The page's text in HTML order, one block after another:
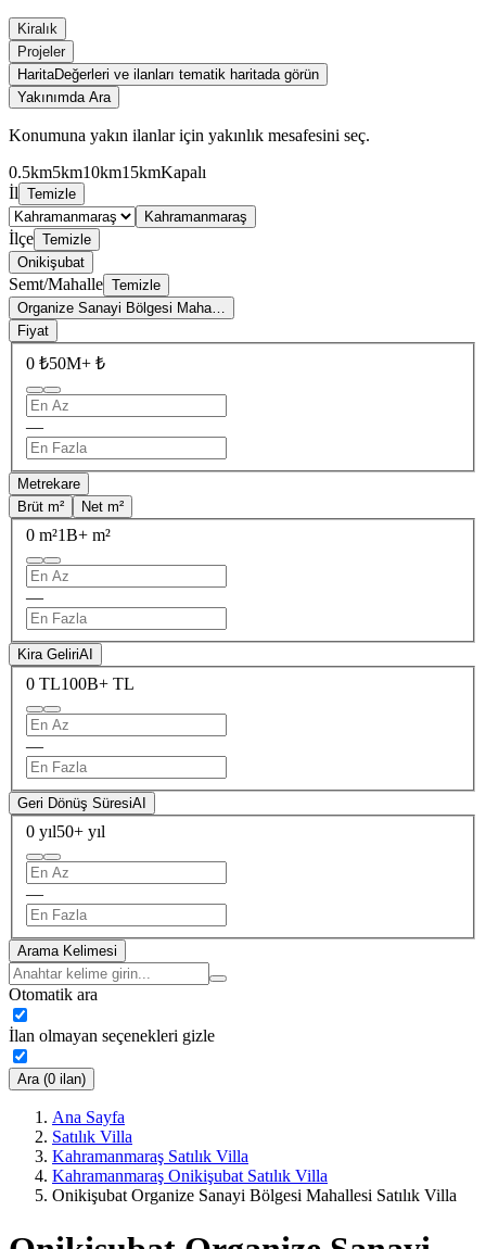
Kiralık
Projeler
HaritaDeğerleri ve ilanları tematik haritada görün
Yakınımda Ara
Konumuna yakın ilanlar için yakınlık mesafesini seç.
0.5km5km10km15kmKapalı
İl Temizle
Kahramanmaraş
İlçe Temizle
Onikişubat
Semt/Mahalle Temizle
Organize Sanayi Bölgesi Maha…
Fiyat
0 ₺50M+ ₺
—
Metrekare
Brüt m²
Net m²
0 m²1B+ m²
—
Kira GeliriAI
0 TL100B+ TL
—
Geri Dönüş SüresiAI
0 yıl50+ yıl
—
Arama Kelimesi
Otomatik ara
İlan olmayan seçenekleri gizle
Ara (0 ilan)
Ana Sayfa
Satılık Villa
Kahramanmaraş Satılık Villa
Kahramanmaraş Onikişubat Satılık Villa
Onikişubat Organize Sanayi Bölgesi Mahallesi Satılık Villa